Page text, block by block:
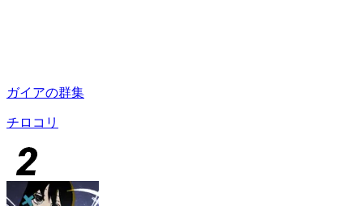
ガイアの群集
チロコリ